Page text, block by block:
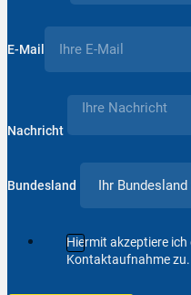
E-Mail
Nachricht
Bundesland
Hiermit akzeptiere
Kontaktaufnahme zu.